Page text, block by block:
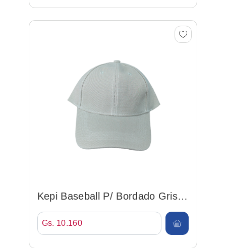
Kepi Baseball P/ Bordado Gris
Cla
Gs. 10.160